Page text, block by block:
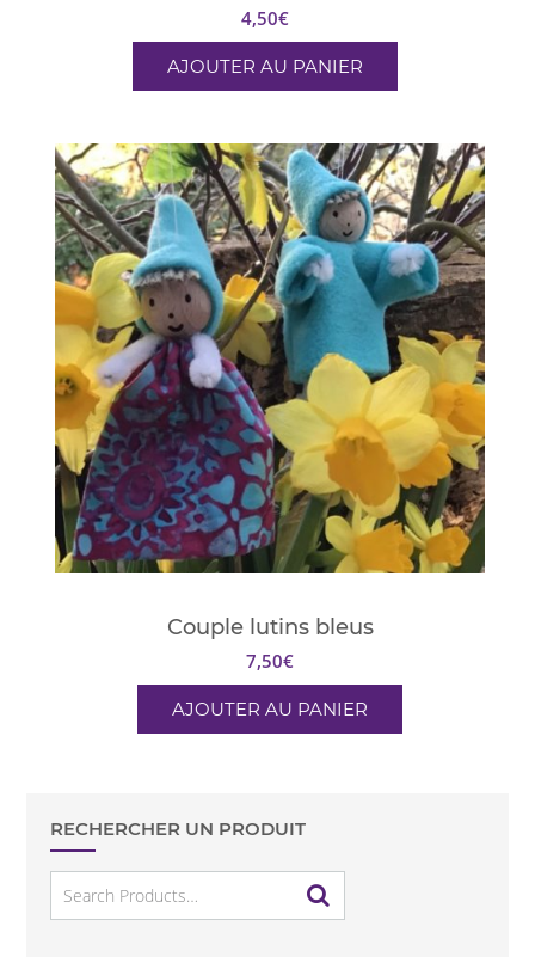
4,50€
AJOUTER AU PANIER
Couple lutins bleus
7,50€
AJOUTER AU PANIER
RECHERCHER UN PRODUIT
Search
for: